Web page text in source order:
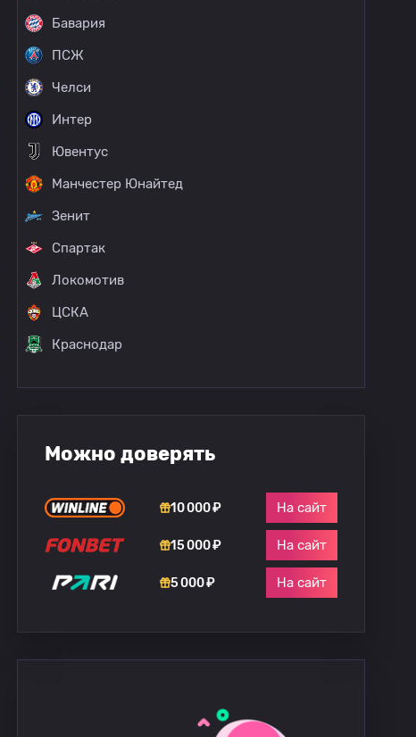
Бавария
ПСЖ
Челси
Интер
Ювентус
Манчестер Юнайтед
Зенит
Спартак
Локомотив
ЦСКА
Краснодар
Можно доверять
10 000 ₽ На сайт
15 000 ₽ На сайт
5 000 ₽ На сайт